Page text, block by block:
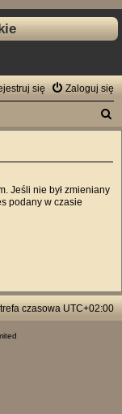
Zaloguj się
się
Jeśli nie był zmieniany
podany w czasie
czasowa UTC+02:00